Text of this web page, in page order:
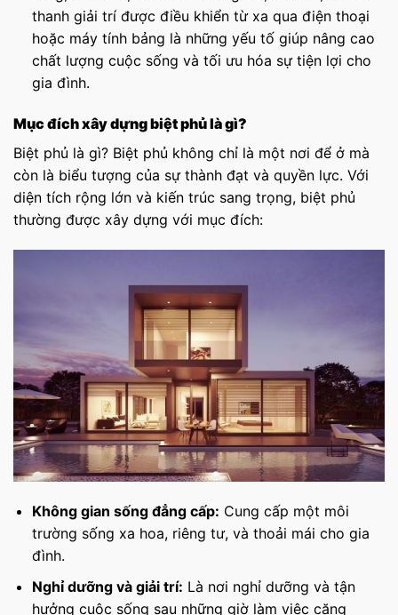
thanh giải trí được điều khiển từ xa qua điện thoại
hoặc máy tính bảng là những yếu tố giúp nâng cao
chất lượng cuộc sống và tối ưu hóa sự tiện lợi cho
gia đình.
Mục đích xây dựng biệt phủ là gì?
Biệt phủ là gì? Biệt phủ không chỉ là một nơi để ở mà
còn là biểu tượng của sự thành đạt và quyền lực. Với
diện tích rộng lớn và kiến trúc sang trọng, biệt phủ
thường được xây dựng với mục đích:
Không gian sống đẳng cấp: Cung cấp một môi
trường sống xa hoa, riêng tư, và thoải mái cho gia
đình.
Nghỉ dưỡng và giải trí: Là nơi nghỉ dưỡng và tận
hưởng cuộc sống sau những giờ làm việc căng